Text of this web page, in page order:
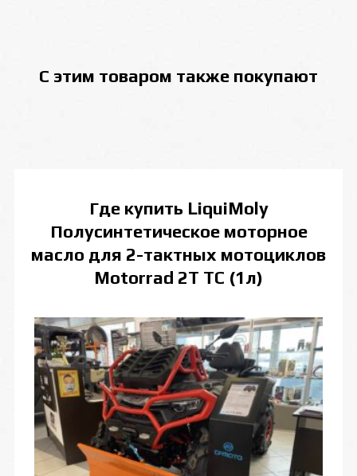
С этим товаром также покупают
Где купить LiquiMoly
Полусинтетическое моторное
масло для 2-тактных мотоциклов
Motorrad 2T TC (1л)